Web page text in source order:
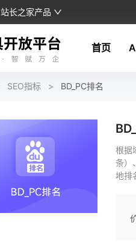
站长之家产品
首页
SEO指标 > BD_PC排名
根据
条）
地排